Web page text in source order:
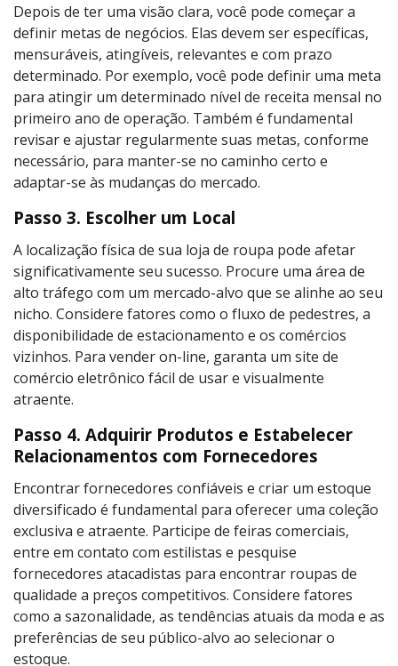
Depois de ter uma visão clara, você pode começar a
definir metas de negócios. Elas devem ser específicas,
mensuráveis, atingíveis, relevantes e com prazo
determinado. Por exemplo, você pode definir uma meta
para atingir um determinado nível de receita mensal no
primeiro ano de operação. Também é fundamental
revisar e ajustar regularmente suas metas, conforme
necessário, para manter-se no caminho certo e
adaptar-se às mudanças do mercado.
Passo 3. Escolher um Local
A localização física de sua loja de roupa pode afetar
significativamente seu sucesso. Procure uma área de
alto tráfego com um mercado-alvo que se alinhe ao seu
nicho. Considere fatores como o fluxo de pedestres, a
disponibilidade de estacionamento e os comércios
vizinhos. Para vender on-line, garanta um site de
comércio eletrônico fácil de usar e visualmente
atraente.
Passo 4. Adquirir Produtos e Estabelecer
Relacionamentos com Fornecedores
Encontrar fornecedores confiáveis e criar um estoque
diversificado é fundamental para oferecer uma coleção
exclusiva e atraente. Participe de feiras comerciais,
entre em contato com estilistas e pesquise
fornecedores atacadistas para encontrar roupas de
qualidade a preços competitivos. Considere fatores
como a sazonalidade, as tendências atuais da moda e as
preferências de seu público-alvo ao selecionar o
estoque.